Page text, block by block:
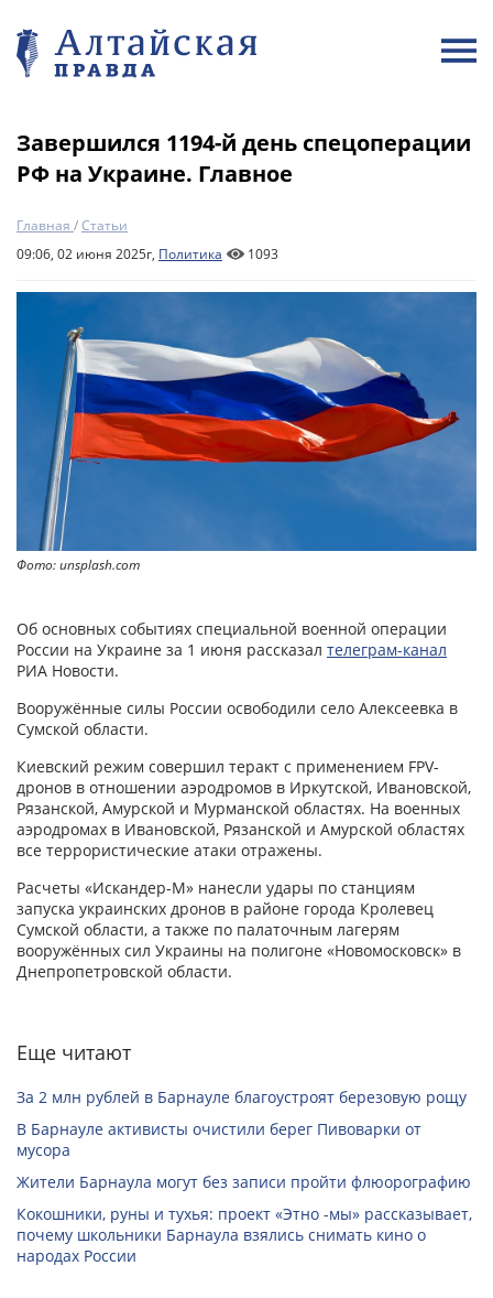
Завершился 1194-й день спецоперации
РФ на Украине. Главное
Главная /Статьи
09:06, 02 июня 2025г, Политика 1093
Фото: unsplash.com
Об основных событиях специальной военной операции
России на Украине за 1 июня рассказал телеграм-канал
РИА Новости.
Вооружённые силы России освободили село Алексеевка в
Сумской области.
Киевский режим совершил теракт с применением FPV-
дронов в отношении аэродромов в Иркутской, Ивановской,
Рязанской, Амурской и Мурманской областях. На военных
аэродромах в Ивановской, Рязанской и Амурской областях
все террористические атаки отражены.
Расчеты «Искандер-М» нанесли удары по станциям
запуска украинских дронов в районе города Кролевец
Сумской области, а также по палаточным лагерям
вооружённых сил Украины на полигоне «Новомосковск» в
Днепропетровской области.
Еще читают
За 2 млн рублей в Барнауле благоустроят березовую рощу
В Барнауле активисты очистили берег Пивоварки от
мусора
Жители Барнаула могут без записи пройти флюорографию
Кокошники, руны и тухья: проект «Этно -мы» рассказывает,
почему школьники Барнаула взялись снимать кино о
народах России